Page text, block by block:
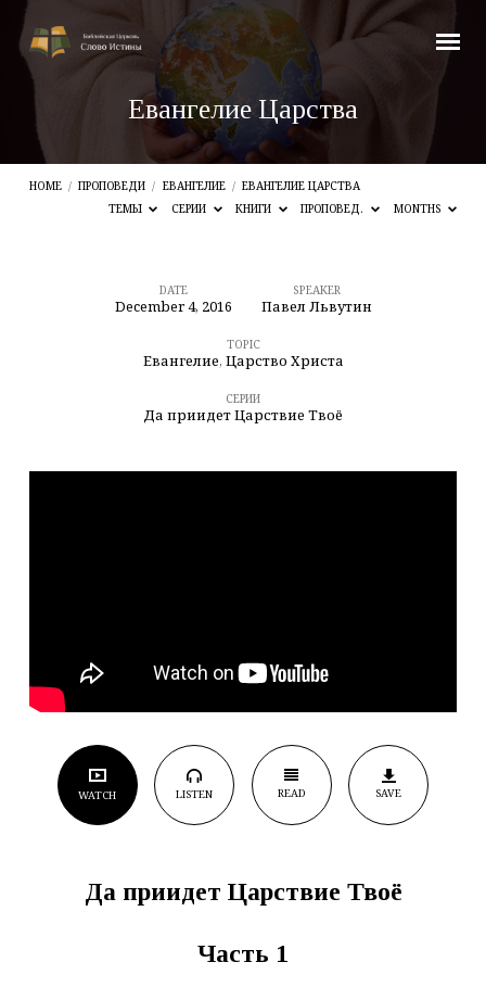
Евангелие Царства
HOME / ПРОПОВЕДИ / ЕВАНГЕЛИЕ / ЕВАНГЕЛИЕ ЦАРСТВА
ТЕМЫ
СЕРИИ КНИГИ ПРОПОВЕД. MONTHS
Евангелие
DATE
December 4, 2016
SPEAKER
Павел Львутин
TOPIC
Евангелие, Царство Христа
СЕРИИ
Да приидет Царствие Твоё
WATCH LISTEN READ SAVE
Да приидет Царствие Твоё
Часть 1